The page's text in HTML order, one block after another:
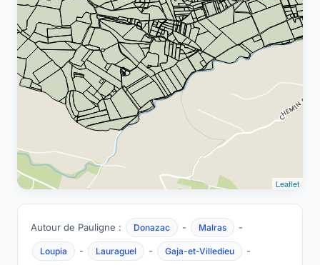
Leaflet
Autour de Pauligne : Donazac - Malras -
Loupia - Lauraguel - Gaja-et-Villedieu -